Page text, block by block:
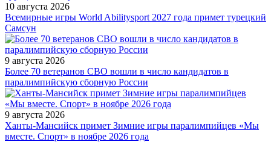
10 августа 2026
Всемирные игры World Abilitysport 2027 года примет турецкий
Самсун
9 августа 2026
Более 70 ветеранов СВО вошли в число кандидатов в
паралимпийскую сборную России
9 августа 2026
Ханты-Мансийск примет Зимние игры паралимпийцев «Мы
вместе. Спорт» в ноябре 2026 года